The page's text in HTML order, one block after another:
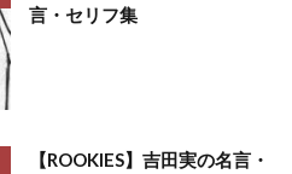
言・セリフ集
【ROOKIES】吉田実の名言・